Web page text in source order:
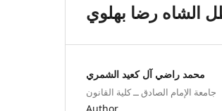
الشاه رضا بهلوي
محمد راضي آل كعيد الشمري
جامعة الإمام الصادق ــ كلية القانون